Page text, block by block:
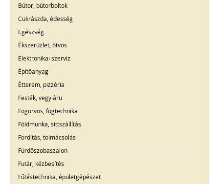
Bútor, bútorboltok
Cukrászda, édesség
Egészség
Ékszerüzlet, ötvös
Elektronikai szerviz
Építőanyag
Étterem, pizzéria
Festék, vegyiáru
Fogorvos, fogtechnika
Földmunka, sittszállítás
Fordítás, tolmácsolás
Fürdőszobaszalon
Futár, kézbesítés
Fűtéstechnika, épületgépészet